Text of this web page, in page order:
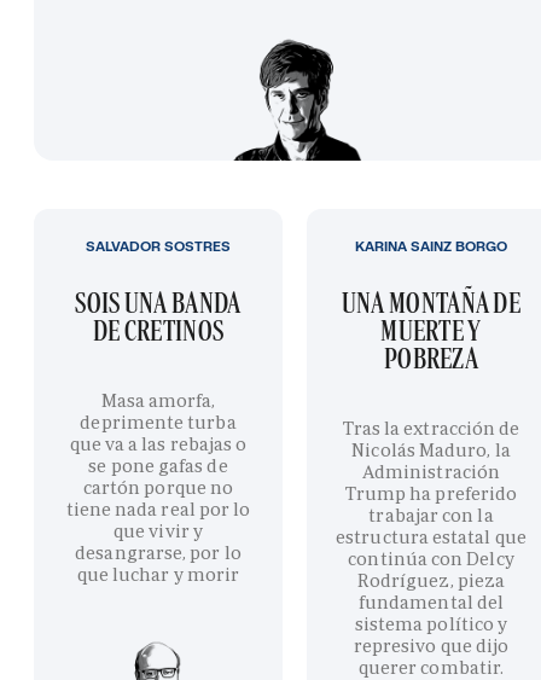
SOIS UNA BANDA
DE CRETINOS
Masa amorfa,
deprimente turba
que va a las rebajas o
se pone gafas de
cartón porque no
tiene nada real por lo
que vivir y
desangrarse, por lo
que luchar y morir
SALVADOR SOSTRES
UNA MONTAÑA DE
MUERTE Y
POBREZA
Tras la extracción de
Nicolás Maduro, la
Administración
Trump ha preferido
trabajar con la
estructura estatal que
continúa con Delcy
Rodríguez, pieza
fundamental del
sistema político y
represivo que dijo
querer combatir.
KARINA SAINZ BORGO